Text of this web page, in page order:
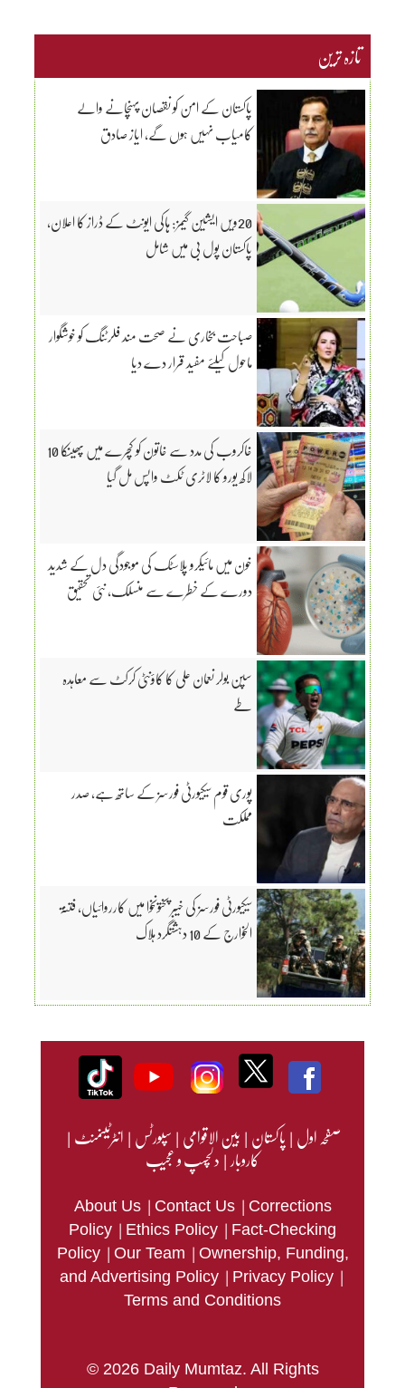
تازہ ترین
پاکستان کے امن کو نقصان پہنچانے والے
کامیاب نہیں ہوں گے، ایاز صادق
20ویں ایشین گیمز: ہاکی ایونٹ کے ڈراز کا اعلان،
پاکستان پول بی میں شامل
صباحت بخاری نے صحت مند فلرٹنگ کو خوشگوار
ماحول کیلئے مفید قرار دے دیا
خاکروب کی مدد سے خاتون کو کچرے میں پھینکا 10
لاکھ یورو کا لاٹری ٹکٹ واپس مل گیا
خون میں مائیکرو پلاسٹک کی موجودگی دل کے شدید
دورے کے خطرے سے منسلک، نئی تحقیق
سپن بولر نعمان علی کا کاؤنٹی کرکٹ سے معاہدہ
طے
پوری قوم سیکیورٹی فورسز کے ساتھ ہے، صدر
مملکت
سیکیورٹی فورسز کی خیبر پختونخوا میں کارروائیاں، فتنۃ
الخوارج کے 10 دہشتگرد ہلاک
صفحہ اول|پاکستان|بین الاقوامی|سپورٹس|انٹرٹینمنٹ|
کاروبار|دلچسپ و عجیب
About Us | Contact Us | Corrections
Policy | Ethics Policy | Fact-Checking
Policy | Our Team | Ownership, Funding,
and Advertising Policy | Privacy Policy |
Terms and Conditions
© 2026 Daily Mumtaz. All Rights